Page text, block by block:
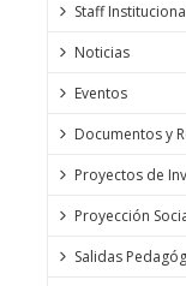
Staff
Noticias
Eventos
Documentos y
Proyectos de
Proyección
Salidas